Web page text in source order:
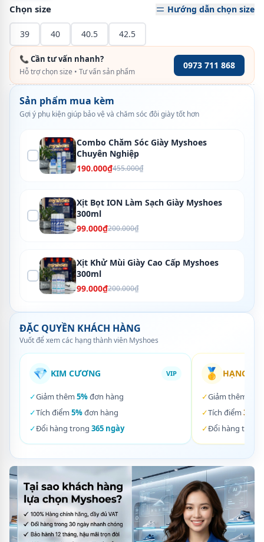
Chọn size Hướng dẫn chọn size
39 40 40.5 42.5
📞 Cần tư vấn nhanh?
Hỗ trợ chọn size • Tư vấn sản phẩm
0973 711 868
Sản phẩm mua kèm
Gợi ý phụ kiện giúp bảo vệ và chăm sóc đôi giày tốt hơn
Combo Chăm Sóc Giày Myshoes
Chuyên Nghiệp
190.000₫455.000₫
Xịt Bọt ION Làm Sạch Giày Myshoes
300ml
99.000₫200.000₫
Xịt Khử Mùi Giày Cao Cấp Myshoes
300ml
99.000₫200.000₫
ĐẶC QUYỀN KHÁCH HÀNG
Vuốt để xem các hạng thành viên Myshoes
💎 KIM CƯƠNG VIP
✓Giảm thêm 5%đơn hàng
✓Tích điểm 5%đơn hàng
✓Đổi hàng trong 365 ngày
🥇 HẠNG
✓Giảm thêm
✓Tích điểm 3%
✓Đổi hàng trong